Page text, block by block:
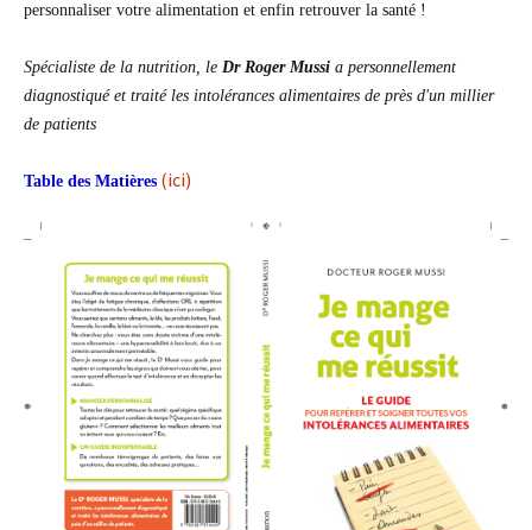
personnaliser votre alimentation et enfin retrouver la santé !
Spécialiste de la nutrition, le Dr Roger Mussi a personnellement
diagnostiqué et traité les intolérances alimentaires de près d'un millier
de patients
Table des Matières (ici)